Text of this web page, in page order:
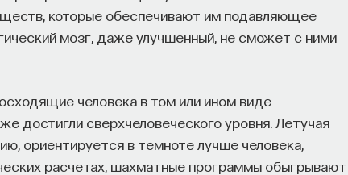
которые обеспечивают им подавляющее
мозг, даже улучшенный, не сможет с ними
человека в том или ином виде
достигли сверхчеловеческого уровня. Летучая
ориентируется в темноте лучше человека,
расчетах, шахматные программы обыгрывают